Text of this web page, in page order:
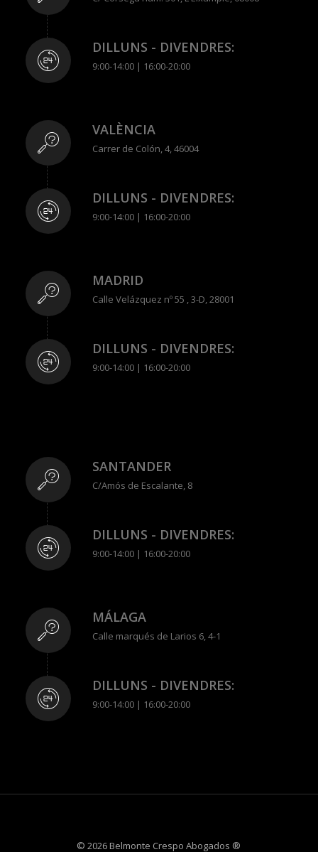
DILLUNS - DIVENDRES:
9:00-14:00 | 16:00-20:00
VALÈNCIA
Carrer de Colón, 4, 46004
DILLUNS - DIVENDRES:
9:00-14:00 | 16:00-20:00
MADRID
Calle Velázquez nº 55 , 3-D, 28001
DILLUNS - DIVENDRES:
9:00-14:00 | 16:00-20:00
SANTANDER
C/Amós de Escalante, 8
DILLUNS - DIVENDRES:
9:00-14:00 | 16:00-20:00
MÁLAGA
Calle marqués de Larios 6, 4-1
DILLUNS - DIVENDRES:
9:00-14:00 | 16:00-20:00
© 2026 Belmonte Crespo Abogados ®